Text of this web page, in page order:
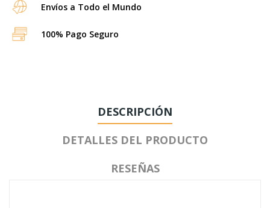
Envíos a Todo el Mundo
100% Pago Seguro
DESCRIPCIÓN
DETALLES DEL PRODUCTO
RESEÑAS